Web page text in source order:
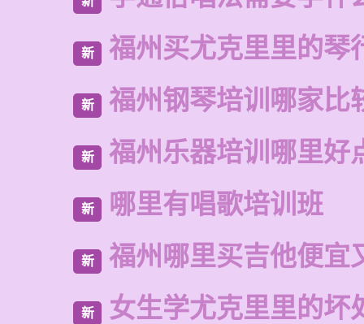
新 福州买尤克里里的琴
新 福州钢琴培训哪家比
新 福州乐器培训哪里好
新 哪里有唱歌培训班
新 福州哪里买吉他便宜
新 女生学尤克里里的坏